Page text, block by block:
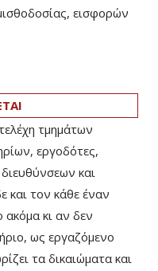
εισφορών
τμημάτων
εργοδότες,
και
και τον κάθε έναν
κι αν δεν
ως εργαζόμενο
τα δικαιώματα και